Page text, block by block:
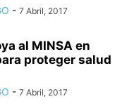
- 7 Abril, 2017
al MINSA en
proteger salud
- 7 Abril, 2017